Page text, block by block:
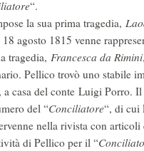
“.
la sua prima tragedia,
agosto 1815 venne
tragedia, Francesca da Rimini
Pellico trovò uno stabile
a casa del conte Luigi Porro. Il
del “Conciliatore“, di cui
nella rivista con articoli
di Pellico per il “